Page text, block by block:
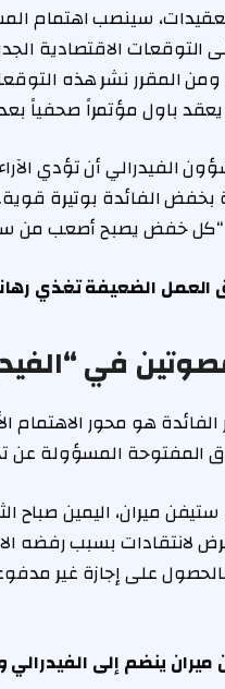
سينصب اهتمام
التوقعات الاقتصادية
ومن المقرر نشر هذه
يعقد باول مؤتمراً صحفياً
الفيدرالي أن تؤدي
الفائدة بوتيرة
“كل خفض يصبح أصعب من
الضعيفة تغذي
في
هو محور الاهتمام
المفتوحة المسؤولة عن
ميران، اليمين صباح
لانتقادات بسبب رفضه
بالحصول على إجازة غير
ينضم إلى